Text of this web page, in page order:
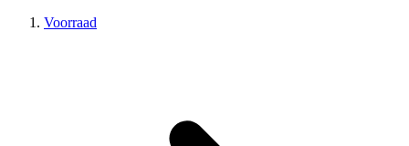
Voorraad